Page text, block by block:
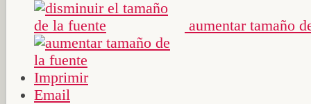
aumentar tamaño
Imprimir
Email